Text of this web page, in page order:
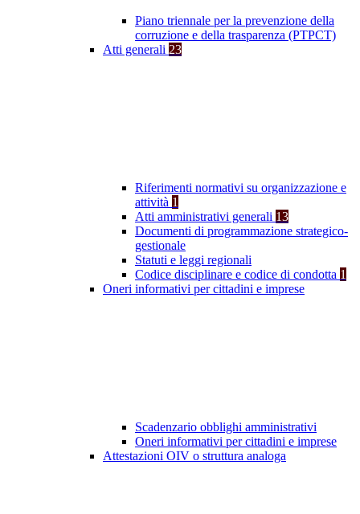
Piano triennale per la prevenzione della
corruzione e della trasparenza (PTPCT)
Atti generali 23
Riferimenti normativi su organizzazione e
attività 1
Atti amministrativi generali 13
Documenti di programmazione strategico-
gestionale
Statuti e leggi regionali
Codice disciplinare e codice di condotta 1
Oneri informativi per cittadini e imprese
Scadenzario obblighi amministrativi
Oneri informativi per cittadini e imprese
Attestazioni OIV o struttura analoga